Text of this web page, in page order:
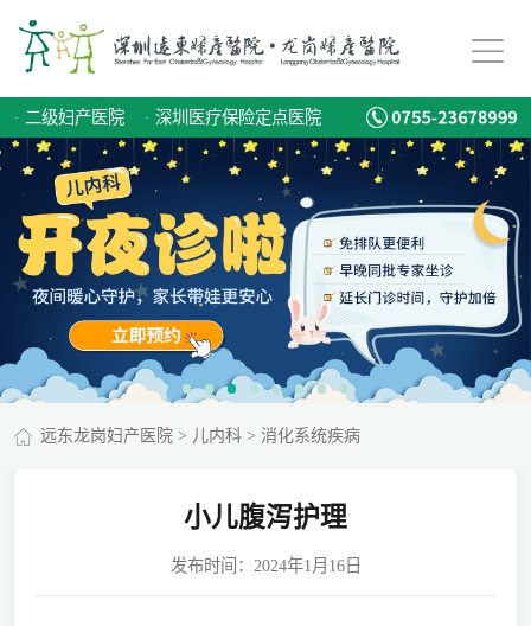
· 二级妇产医院 · 深圳医疗保险定点医院
远东龙岗妇产医院> 儿内科> 消化系统疾病
小儿腹泻护理
发布时间：2024年1月16日